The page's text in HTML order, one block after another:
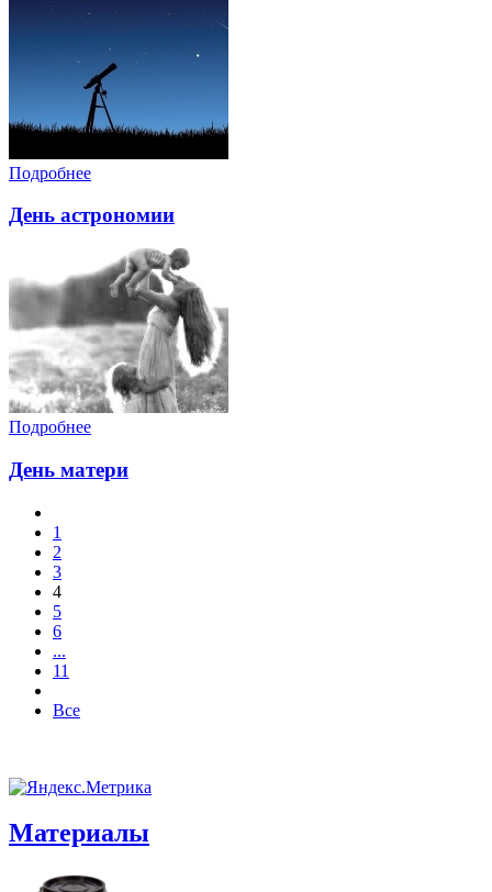
Подробнее
День астрономии
Подробнее
День матери
1
2
3
4
5
6
...
11
Все
Материалы